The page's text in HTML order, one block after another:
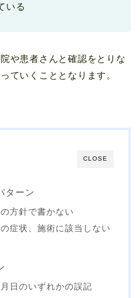
いる
や患者さんと確認をとりな
ていくこととなります。
CLOSE
ターン
方針で書かない
症状、施術に該当しない
日のいずれかの誤記